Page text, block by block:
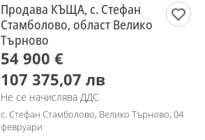
Продава КЪЩА, с. Стефан
Стамболово, област Велико
Търново
54 900 €
107 375,07 лв
Не се начислява ДДС
с. Стефан Стамболово, Велико Търново, 04
февруари